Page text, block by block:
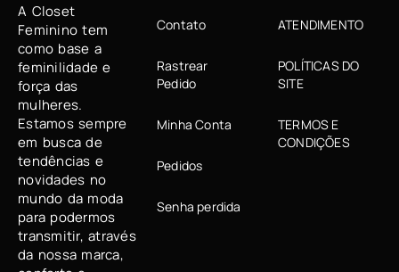
A Closet
Feminino tem
como base a
feminilidade e
força das
mulheres.
Estamos sempre
em busca de
tendências e
novidades no
mundo da moda
para podermos
transmitir, através
da nossa marca,
Contato
Rastrear
Pedido
Minha Conta
Pedidos
Senha perdida
ATENDIMENTO
POLÍTICAS DO
SITE
TERMOS E
CONDIÇÕES